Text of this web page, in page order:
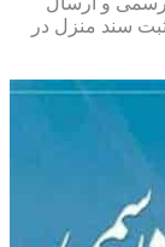
سند منزل در